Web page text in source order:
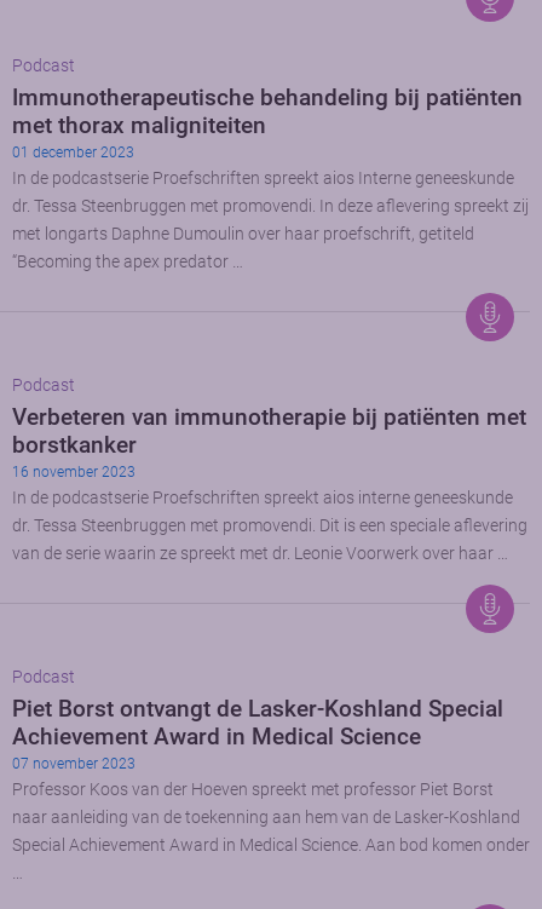
Podcast
Immunotherapeutische behandeling bij patiënten
met thorax maligniteiten
01 december 2023
In de podcastserie Proefschriften spreekt aios Interne geneeskunde
dr. Tessa Steenbruggen met promovendi. In deze aflevering spreekt zij
met longarts Daphne Dumoulin over haar proefschrift, getiteld
“Becoming the apex predator …
Podcast
Verbeteren van immunotherapie bij patiënten met
borstkanker
16 november 2023
In de podcastserie Proefschriften spreekt aios interne geneeskunde
dr. Tessa Steenbruggen met promovendi. Dit is een speciale aflevering
van de serie waarin ze spreekt met dr. Leonie Voorwerk over haar …
Podcast
Piet Borst ontvangt de Lasker-Koshland Special
Achievement Award in Medical Science
07 november 2023
Professor Koos van der Hoeven spreekt met professor Piet Borst
naar aanleiding van de toekenning aan hem van de Lasker-Koshland
Special Achievement Award in Medical Science. Aan bod komen onder
…